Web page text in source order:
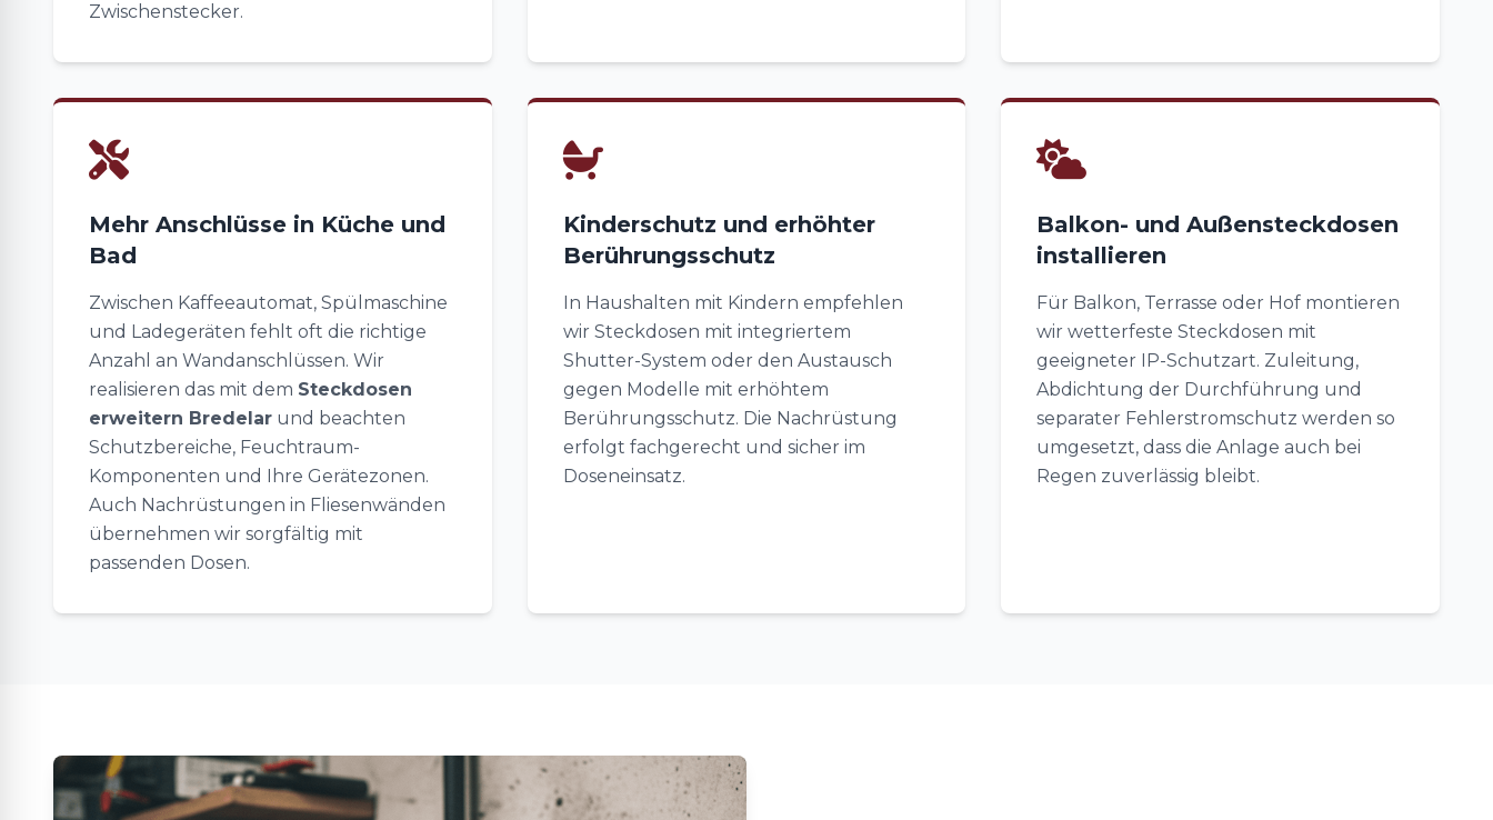
Zwischenstecker.
Mehr Anschlüsse in Küche und
Bad
Zwischen Kaffeeautomat, Spülmaschine
und Ladegeräten fehlt oft die richtige
Anzahl an Wandanschlüssen. Wir
realisieren das mit dem Steckdosen
erweitern Bredelar und beachten
Schutzbereiche, Feuchtraum-
Komponenten und Ihre Gerätezonen.
Auch Nachrüstungen in Fliesenwänden
übernehmen wir sorgfältig mit
passenden Dosen.
Kinderschutz und erhöhter
Berührungsschutz
In Haushalten mit Kindern empfehlen
wir Steckdosen mit integriertem
Shutter-System oder den Austausch
gegen Modelle mit erhöhtem
Berührungsschutz. Die Nachrüstung
erfolgt fachgerecht und sicher im
Doseneinsatz.
Balkon- und Außensteckdosen
installieren
Für Balkon, Terrasse oder Hof montieren
wir wetterfeste Steckdosen mit
geeigneter IP-Schutzart. Zuleitung,
Abdichtung der Durchführung und
separater Fehlerstromschutz werden so
umgesetzt, dass die Anlage auch bei
Regen zuverlässig bleibt.